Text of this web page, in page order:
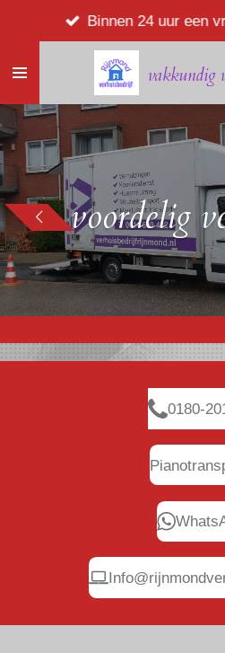
direct
naar
hoofdinhoud
vakkundig
Binnen 24 uur een
voordelig
0180-